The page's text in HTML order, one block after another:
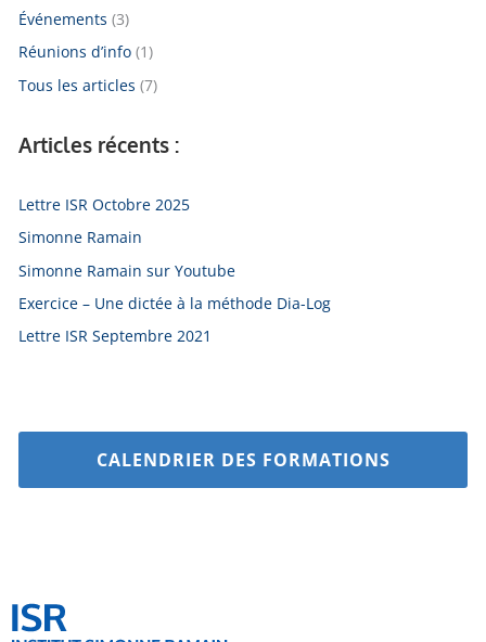
Événements (3)
Réunions d’info (1)
Tous les articles (7)
Articles récents :
Lettre ISR Octobre 2025
Simonne Ramain
Simonne Ramain sur Youtube
Exercice – Une dictée à la méthode Dia-Log
Lettre ISR Septembre 2021
CALENDRIER DES FORMATIONS